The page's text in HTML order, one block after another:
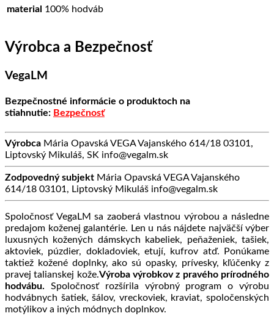
material 100% hodváb
Výrobca a Bezpečnosť
VegaLM
Bezpečnostné informácie o produktoch na
stiahnutie: Bezpečnosť
Výrobca Mária Opavská VEGA Vajanského 614/18 03101,
Liptovský Mikuláš, SK info@vegalm.sk
Zodpovedný subjekt Mária Opavská VEGA Vajanského
614/18 03101, Liptovský Mikuláš info@vegalm.sk
Spoločnosť VegaLM sa zaoberá vlastnou výrobou a následne
predajom koženej galantérie. Len u nás nájdete najväčší výber
luxusných kožených dámskych kabeliek, peňaženiek, tašiek,
aktoviek, púzdier, dokladoviek, etují, kufrov atď. Ponúkame
taktiež kožené doplnky, ako sú opasky, prívesky, kľúčenky z
pravej talianskej kože.Výroba výrobkov z pravého prírodného
hodvábu. Spoločnosť rozšírila výrobný program o výrobu
hodvábnych šatiek, šálov, vreckoviek, kraviat, spoločenských
motýlikov a iných módnych doplnkov.